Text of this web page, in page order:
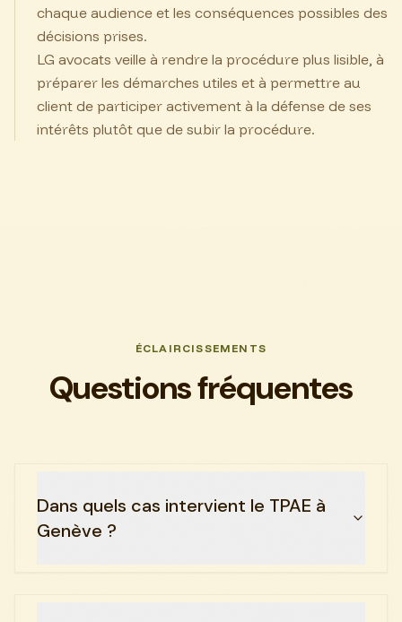
chaque audience et les conséquences possibles des
décisions prises.
LG avocats veille à rendre la procédure plus lisible, à
préparer les démarches utiles et à permettre au
client de participer activement à la défense de ses
intérêts plutôt que de subir la procédure.
ÉCLAIRCISSEMENTS
Questions fréquentes
Dans quels cas intervient le TPAE à
Genève ?